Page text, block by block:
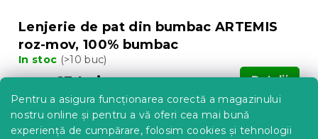
Pentru a asigura funcționarea corectă a magazinului
nostru online și pentru a vă oferi cea mai bună
experiență de cumpărare, folosim cookies și tehnologii
Lenjerie de pat din bumbac ARTEMIS
roz-mov, 100% bumbac
In stoc (>10 buc)
63 Lei Detalii